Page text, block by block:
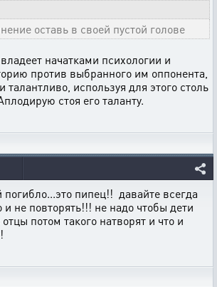
оставь в своей пустой голове
начатками психологии и
против выбранного им оппонента,
талантливо, используя для этого столь
стоя его таланту.
пипец!! давайте всегда
не повторять!!! не надо чтобы дети
потом такого натворят и что и